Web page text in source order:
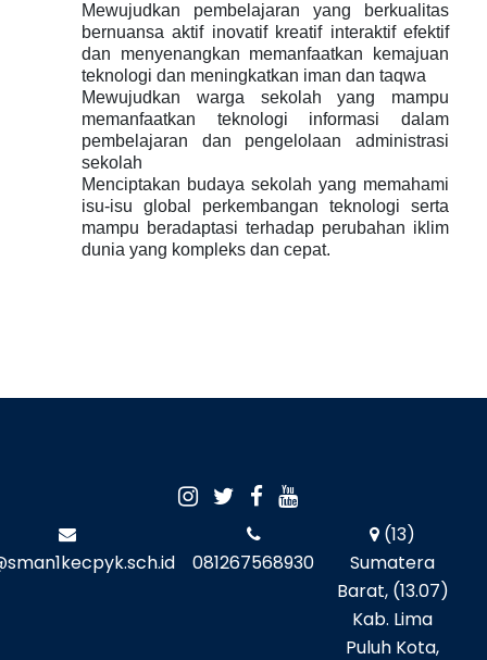
Mewujudkan pembelajaran yang berkualitas
bernuansa aktif inovatif kreatif interaktif efektif
dan menyenangkan memanfaatkan kemajuan
teknologi dan meningkatkan iman dan taqwa
Mewujudkan warga sekolah yang mampu
memanfaatkan teknologi informasi dalam
pembelajaran dan pengelolaan administrasi
sekolah
Menciptakan budaya sekolah yang memahami
isu-isu global perkembangan teknologi serta
mampu beradaptasi terhadap perubahan iklim
dunia yang kompleks dan cepat.
081267568930
(13)
Sumatera
Barat, (13.07)
Kab. Lima
Puluh Kota,